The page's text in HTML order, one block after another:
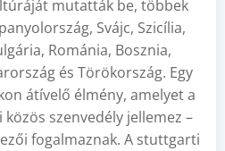
mutatták be, többek
Svájc, Szicília,
Románia, Bosznia,
és Törökország. Egy
átívelő élmény, amelyet a
szenvedély jellemez –
fogalmaznak. A stuttgarti